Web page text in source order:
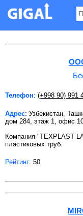
Бесшовные в
Телефон: (+998 90) 991
Адрес: Узбекистан,
дом 284, этаж 1, офис
Компания "TEXPLAST
пластиковых труб.
Рейтинг: 50